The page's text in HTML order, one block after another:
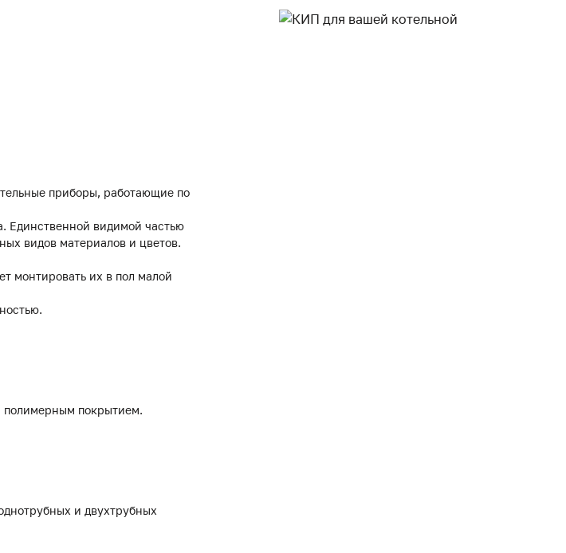
приборы, работающие по
Единственной видимой частью
видов материалов и цветов.
монтировать их в пол малой
полимерным покрытием.
и двухтрубных